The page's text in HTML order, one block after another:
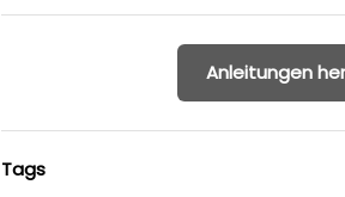
Anleitungen
Tags